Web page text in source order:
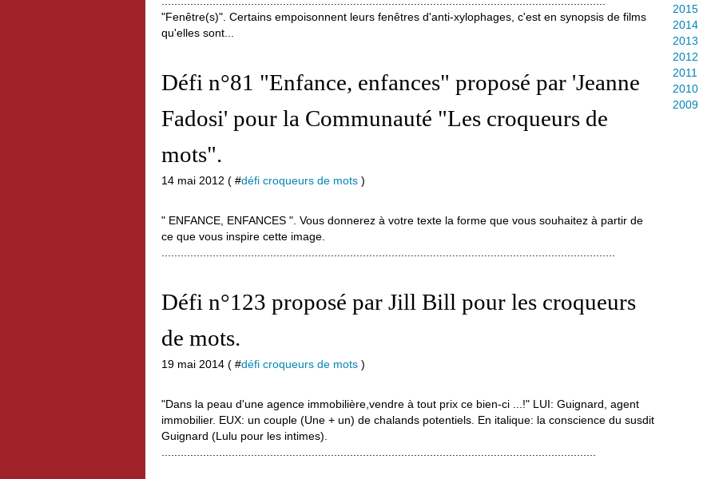
"Fenêtre(s)". Certains empoisonnent leurs fenêtres d'anti-xylophages, c'est en synopsis de films
qu'elles sont...
Défi n°81 "Enfance, enfances" proposé par 'Jeanne
Fadosi' pour la Communauté "Les croqueurs de
mots".
14 mai 2012 ( #défi croqueurs de mots )
" ENFANCE, ENFANCES ". Vous donnerez à votre texte la forme que vous souhaitez à partir de
ce que vous inspire cette image.
Défi n°123 proposé par Jill Bill pour les croqueurs
de mots.
19 mai 2014 ( #défi croqueurs de mots )
"Dans la peau d'une agence immobilière,vendre à tout prix ce bien-ci ...!" LUI: Guignard, agent
immobilier. EUX: un couple (Une + un) de chalands potentiels. En italique: la conscience du susdit
Guignard (Lulu pour les intimes).
2015
2014
2013
2012
2011
2010
2009